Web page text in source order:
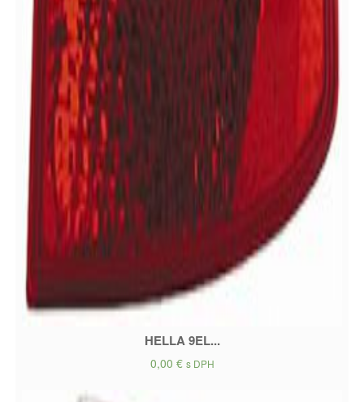
HELLA 9EL...
0,00 € s DPH